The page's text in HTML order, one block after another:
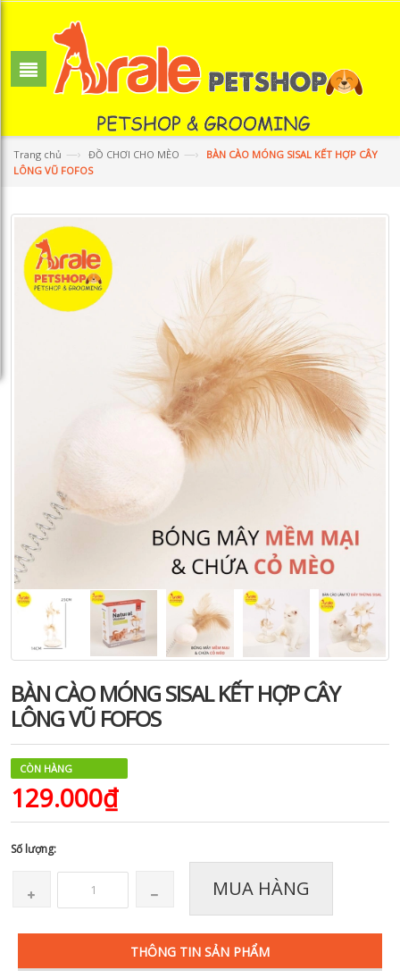
Trang chủ —› ĐỒ CHƠI CHO MÈO —›
BÀN CÀO MÓNG SISAL KẾT HỢP CÂY
LÔNG VŨ FOFOS
BÀN CÀO MÓNG SISAL KẾT HỢP CÂY
LÔNG VŨ FOFOS
CÒN HÀNG
129.000₫
Số lượng:
MUA HÀNG
THÔNG TIN SẢN PHẨM